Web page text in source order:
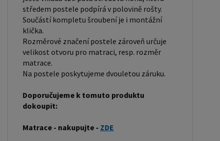
borovice je typ dřeva, který je známý svou dobrou
pevností a dlouhou trvanlivostí. Borovicové dřevo
se řadí mezi měkké dřeviny. Je o malinko tvrdší
než masivní smrk, ale lépe se opracovává.
Borovicové dřevo vyniká krásnou barvou a
okouzlující kresbou. Má světlou barvu, která díky
obsahu jádra místy přechází až do oranžovo
hnědého nebo načervenalého odstínu. Tento
například pro výrobu postelí nebo knihoven.
středem postele podpírá v polovině rošty.
Součástí kompletu šroubení je i montážní
klička.
Rozměrové značení postele zároveň určuje
velikost otvoru pro matraci, resp. rozměr
matrace.
Na postele poskytujeme dvouletou záruku.
Doporučujeme k tomuto produktu
dokoupit:
Matrace - nakupujte - ZDE